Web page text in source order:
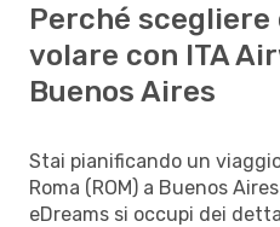
Perché scegliere
volare con ITA
Buenos Aires
Stai pianificando un
Roma (ROM) a Buenos
eDreams si occupi dei